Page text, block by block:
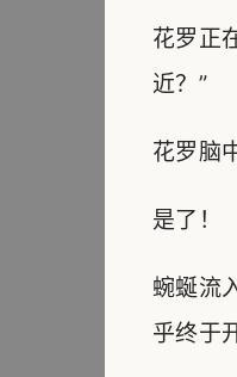
花罗正
近？”
花罗脑
是了！
蜿蜒流
乎终于